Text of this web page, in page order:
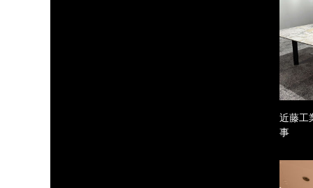
近藤工
事